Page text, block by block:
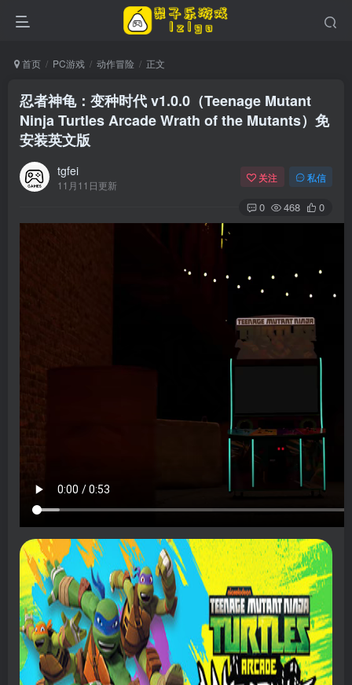
首页 PC游戏 动作冒险 正文
忍者神龟：变种时代 v1.0.0（Teenage Mutant
Ninja Turtles Arcade Wrath of the Mutants）免
安装英文版
tgfei
11月11日更新
关注 私信
0 468 0